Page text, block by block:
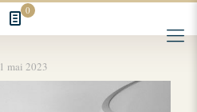
0
1 mai 2023